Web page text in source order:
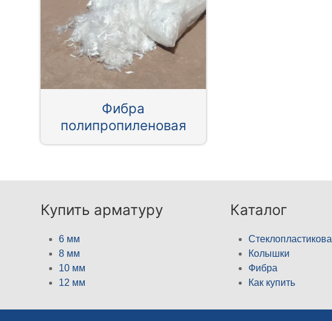
Фибра
полипропиленовая
Купить арматуру
6 мм
8 мм
10 мм
12 мм
Каталог
Колышки
Фибра
Как купить